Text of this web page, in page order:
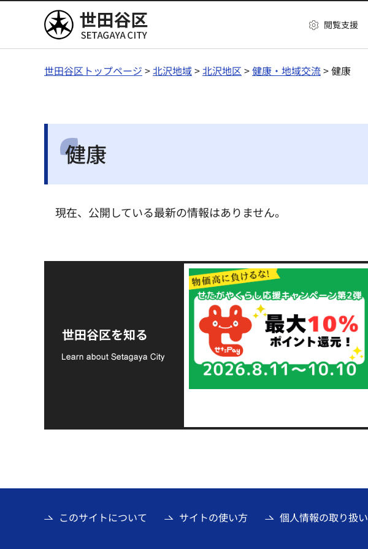
世田谷区 閲覧支援
世田谷区トップページ >北沢地域>北沢地区>健康・地域交流> 健康
健康
現在、公開している最新の情報はありません。
世田谷区を知る
支援金の募集につい
て
このサイトについて サイトの使い方 個人情報の取り扱い